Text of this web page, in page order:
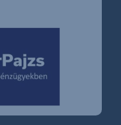
oldalra ugrik)